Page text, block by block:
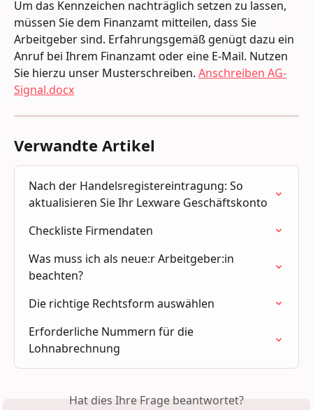
Um das Kennzeichen nachträglich setzen zu lassen,
müssen Sie dem Finanzamt mitteilen, dass Sie
Arbeitgeber sind. Erfahrungsgemäß genügt dazu ein
Anruf bei Ihrem Finanzamt oder eine E-Mail. Nutzen
Sie hierzu unser Musterschreiben. Anschreiben AG-
Signal.docx
Verwandte Artikel
Nach der Handelsregistereintragung: So
aktualisieren Sie Ihr Lexware Geschäftskonto
Checkliste Firmendaten
Was muss ich als neue:r Arbeitgeber:in
beachten?
Die richtige Rechtsform auswählen
Erforderliche Nummern für die
Lohnabrechnung
Hat dies Ihre Frage beantwortet?